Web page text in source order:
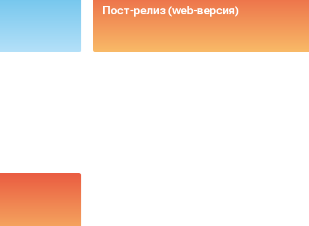
Пост-релиз (web-версия)